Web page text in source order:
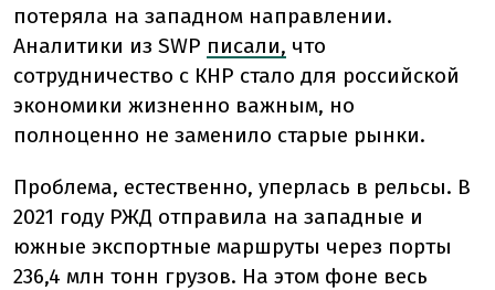
потеряла на западном направлении.
Аналитики из SWP писали, что
сотрудничество с КНР стало для российской
экономики жизненно важным, но
полноценно не заменило старые рынки.
Проблема, естественно, уперлась в рельсы. В
2021 году РЖД отправила на западные и
южные экспортные маршруты через порты
236,4 млн тонн грузов. На этом фоне весь